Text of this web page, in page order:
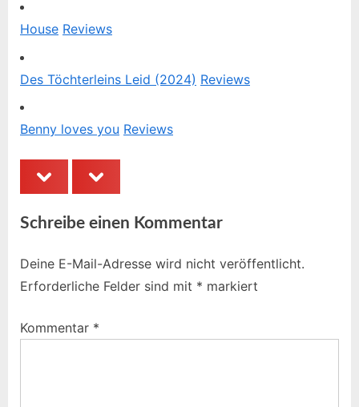
:
House Reviews
Des Töchterleins Leid (2024) Reviews
Benny loves you Reviews
prev next
Schreibe einen Kommentar
Deine E-Mail-Adresse wird nicht veröffentlicht.
Erforderliche Felder sind mit * markiert
Kommentar *